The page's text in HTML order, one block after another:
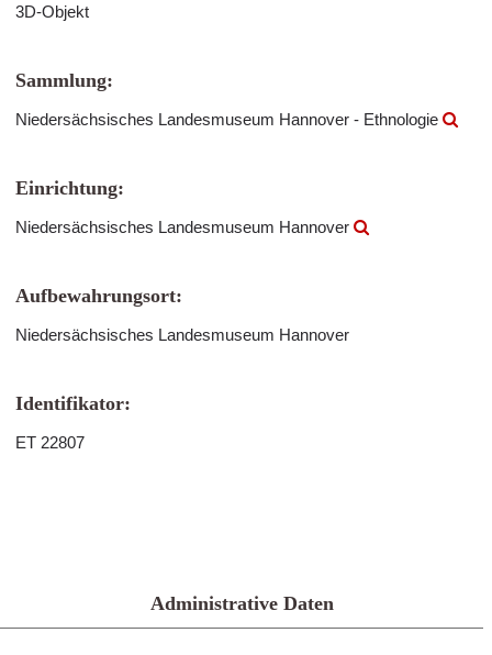
3D-Objekt
Sammlung:
Niedersächsisches Landesmuseum Hannover - Ethnologie
Einrichtung:
Niedersächsisches Landesmuseum Hannover
Aufbewahrungsort:
Niedersächsisches Landesmuseum Hannover
Identifikator:
ET 22807
Administrative Daten